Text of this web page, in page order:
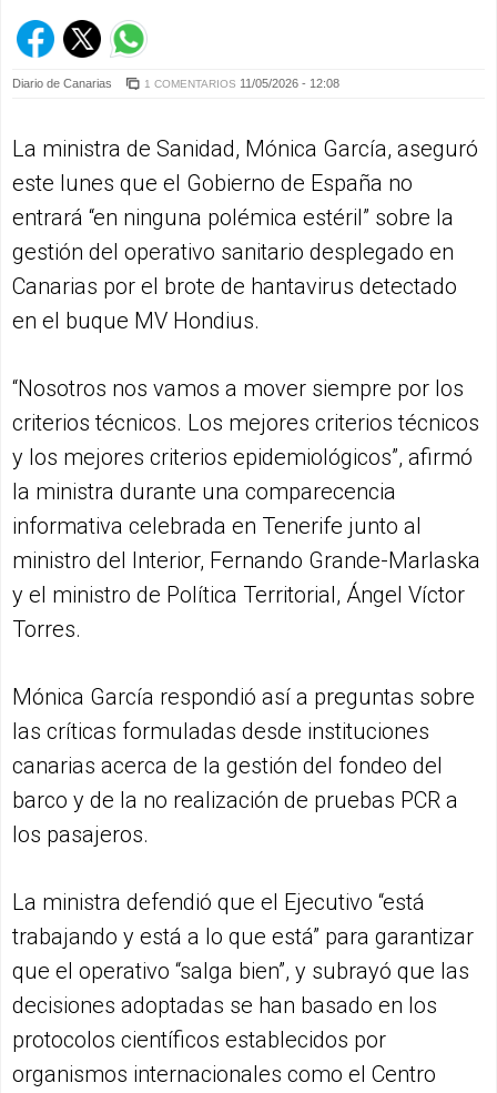
Diario de Canarias 1 COMENTARIOS 11/05/2026 - 12:08
La ministra de Sanidad, Mónica García, aseguró
este lunes que el Gobierno de España no
entrará “en ninguna polémica estéril” sobre la
gestión del operativo sanitario desplegado en
Canarias por el brote de hantavirus detectado
en el buque MV Hondius.
“Nosotros nos vamos a mover siempre por los
criterios técnicos. Los mejores criterios técnicos
y los mejores criterios epidemiológicos”, afirmó
la ministra durante una comparecencia
informativa celebrada en Tenerife junto al
ministro del Interior, Fernando Grande-Marlaska
y el ministro de Política Territorial, Ángel Víctor
Torres.
Mónica García respondió así a preguntas sobre
las críticas formuladas desde instituciones
canarias acerca de la gestión del fondeo del
barco y de la no realización de pruebas PCR a
los pasajeros.
La ministra defendió que el Ejecutivo “está
trabajando y está a lo que está” para garantizar
que el operativo “salga bien”, y subrayó que las
decisiones adoptadas se han basado en los
protocolos científicos establecidos por
organismos internacionales como el Centro